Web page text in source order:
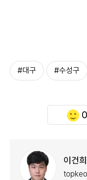
#대구 #수성구
0
이건